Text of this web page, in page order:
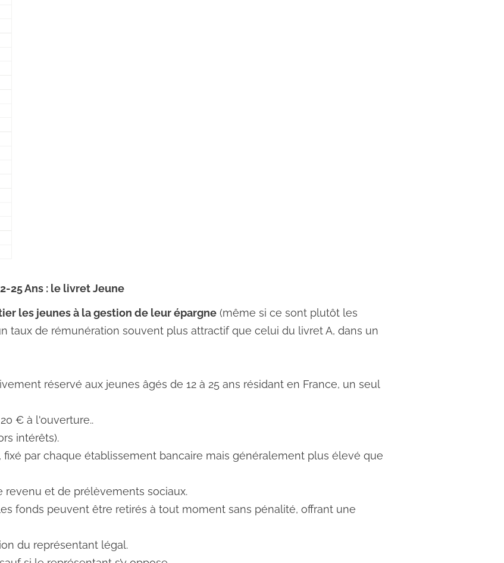
25 Ans : le livret Jeune
les jeunes à la gestion de leur épargne (même si ce sont plutôt les
taux de rémunération souvent plus attractif que celui du livret A, dans un
réservé aux jeunes âgés de 12 à 25 ans résidant en France, un seul
€ à l'ouverture..
intérêts).
fixé par chaque établissement bancaire mais généralement plus élevé que
revenu et de prélèvements sociaux.
fonds peuvent être retirés à tout moment sans pénalité, offrant une
du représentant légal.